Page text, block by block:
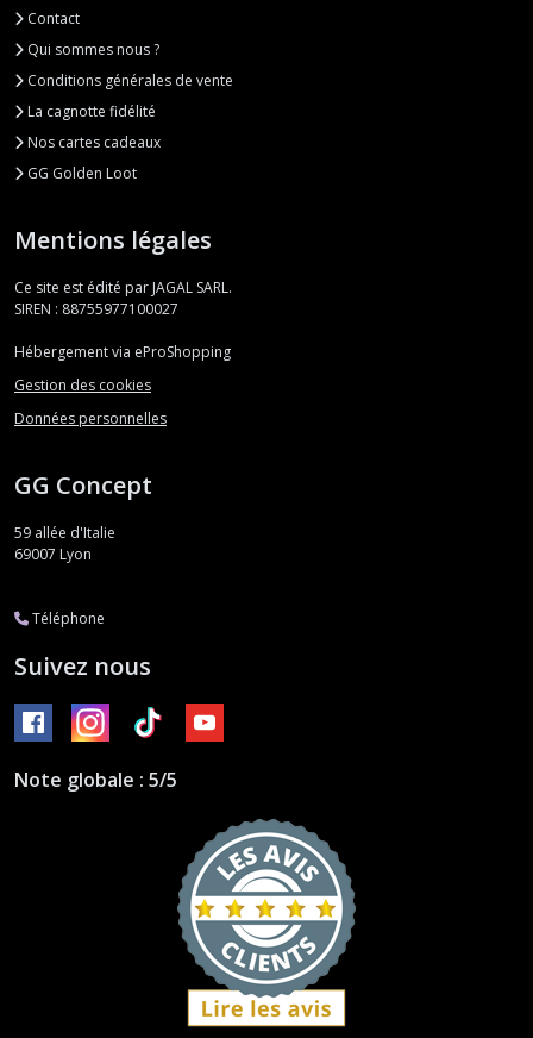
Contact
Qui sommes nous ?
Conditions générales de vente
La cagnotte fidélité
Nos cartes cadeaux
GG Golden Loot
Mentions légales
Ce site est édité par JAGAL SARL.
SIREN : 88755977100027
Hébergement via eProShopping
Gestion des cookies
Données personnelles
GG Concept
59 allée d'Italie
69007 Lyon
Téléphone
Suivez nous
Note globale : 5/5